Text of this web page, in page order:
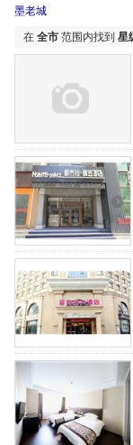
墨老城
在 全市 范围内找到 星